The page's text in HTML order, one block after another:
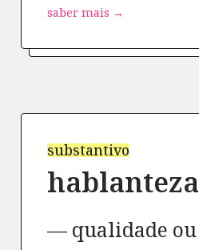
saber mais →
substantivo
hablanteza
qualidade ou